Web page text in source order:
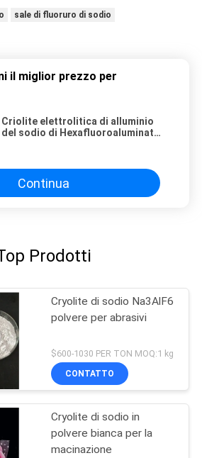
sale di fluoruro di sodio
il miglior prezzo per
Criolite elettrolitica di alluminio
del sodio di Hexafluoroaluminate
Continua
Prodotti
Cryolite di sodio Na3AlF6
polvere per abrasivi
$600-1030 PER TON MOQ:1 kg
CONTATTO
Cryolite di sodio in
polvere bianca per la
macinazione